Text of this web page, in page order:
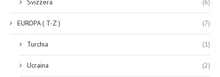
Svizzera (6)
EUROPA ( T-Z ) (7)
Turchia (1)
Ucraina (2)